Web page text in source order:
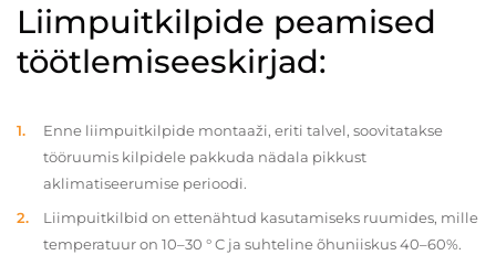
Liimpuitkilpide peamised
töötlemiseeskirjad:
Enne liimpuitkilpide montaaži, eriti talvel, soovitatakse
tööruumis kilpidele pakkuda nädala pikkust
aklimatiseerumise perioodi.
Liimpuitkilbid on ettenähtud kasutamiseks ruumides, mille
temperatuur on 10–30 ° C ja suhteline õhuniiskus 40–60%.